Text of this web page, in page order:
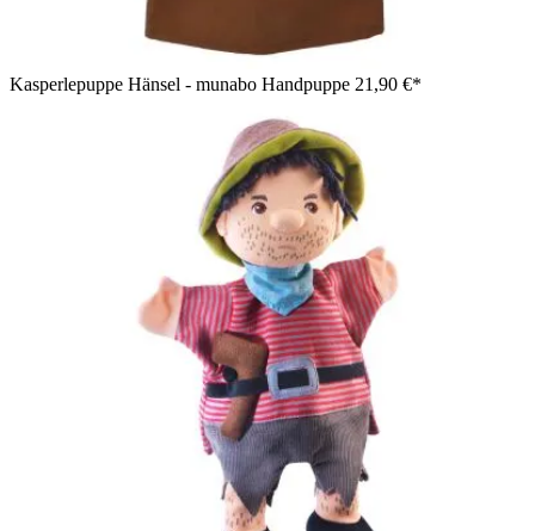
Kasperlepuppe Hänsel - munabo Handpuppe 21,90 €*